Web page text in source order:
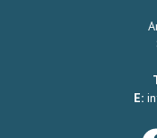
E: